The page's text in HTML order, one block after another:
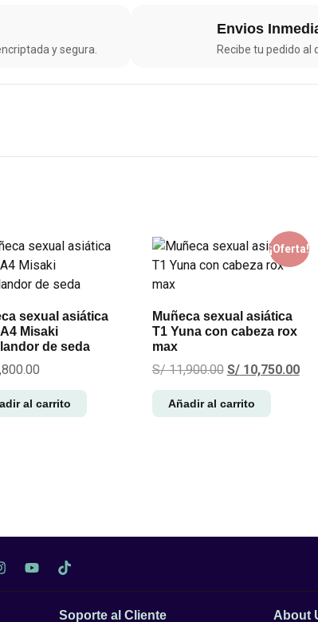
y segura.
Envios
Recibe tu pedido al
sexual asiática
Misaki
de seda
al carrito
¡Oferta!
Muñeca sexual asiática
T1 Yuna con cabeza rox
max
S/11,900.00 S/10,750.00
Añadir al carrito
Soporte al Cliente About